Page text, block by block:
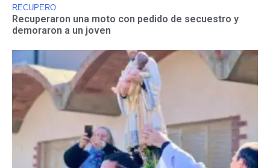
RECUPERO
Recuperaron una moto con pedido de secuestro y
demoraron a un joven